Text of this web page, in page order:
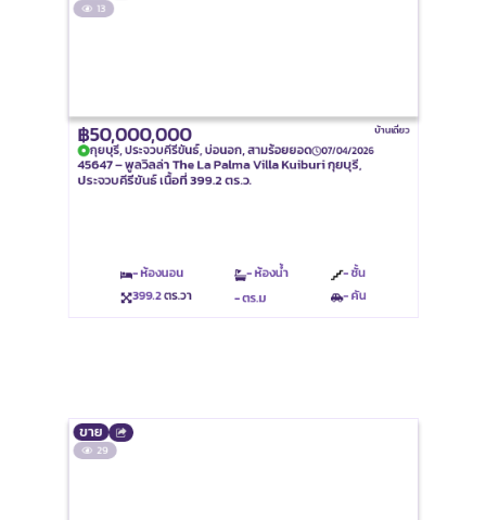
฿50,000,000 บ้านเดี่ยว
กุยบุรี, ประจวบคีรีขันธ์, บ่อนอก, สามร้อยยอด 07/04/2026
45647 – พูลวิลล่า The La Palma Villa Kuiburi กุยบุรี,
ประจวบคีรีขันธ์ เนื้อที่ 399.2 ตร.ว.
- ห้องนอน - ห้องน้ำ
29